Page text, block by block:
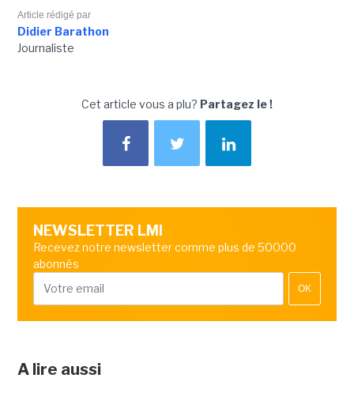
Article rédigé par
Didier Barathon
Journaliste
Cet article vous a plu? Partagez le !
NEWSLETTER LMI
Recevez notre newsletter comme plus de 50000
abonnés
OK
A lire aussi